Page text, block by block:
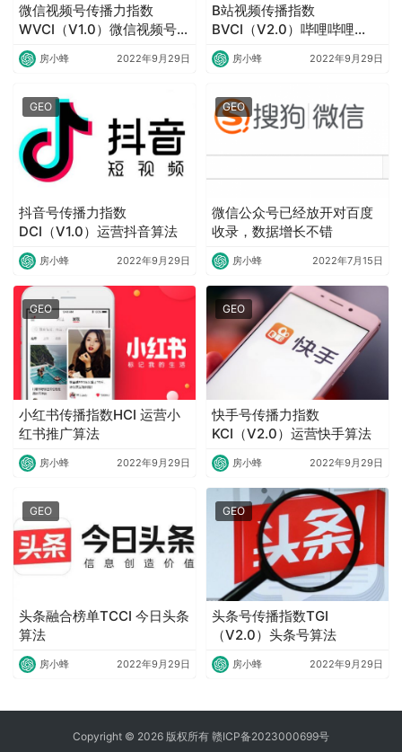
微信视频号传播力指数
WVCI（V1.0）微信视频号算
法
房小蜂 2022年9月29日
B站视频传播指数
BVCI（V2.0）哔哩哔哩
bilibili运营B站算法
房小蜂 2022年9月29日
GEO
抖音号传播力指数
DCI（V1.0）运营抖音算法
房小蜂 2022年9月29日
GEO
微信公众号已经放开对百度
收录，数据增长不错
房小蜂 2022年7月15日
GEO
小红书传播指数HCI 运营小
红书推广算法
房小蜂 2022年9月29日
GEO
快手号传播力指数
KCI（V2.0）运营快手算法
房小蜂 2022年9月29日
GEO
头条融合榜单TCCI 今日头条
算法
房小蜂 2022年9月29日
GEO
头条号传播指数TGI
（V2.0）头条号算法
房小蜂 2022年9月29日
Copyright © 2026 版权所有 赣ICP备2023000699号